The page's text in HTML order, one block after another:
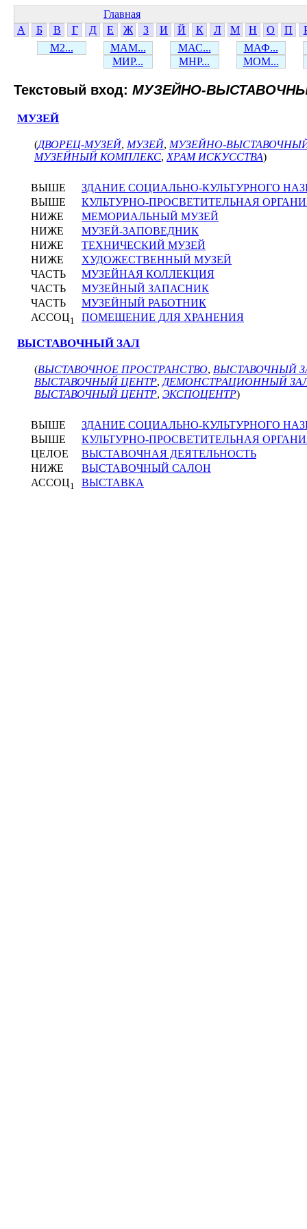
Главная
А
Б В Г Д Е Ж З И Й К Л М Н О П
М2...
МАМ... МАС...
МАФ...
МИР...
МНР... МОМ...
Текстовый вход: МУЗЕЙНО-
МУЗЕЙ
(ДВОРЕЦ-МУЗЕЙ, МУЗЕЙ, МУЗЕЙНО-
МУЗЕЙНЫЙ КОМПЛЕКС, ХРАМ ИСКУССТВА)
ВЫШЕ
ЗДАНИЕ СОЦИАЛЬНО-КУЛЬТУРНОГО
ВЫШЕ
КУЛЬТУРНО-ПРОСВЕТИТЕЛЬНАЯ
НИЖЕ
МЕМОРИАЛЬНЫЙ МУЗЕЙ
НИЖЕ
МУЗЕЙ-ЗАПОВЕДНИК
НИЖЕ
ТЕХНИЧЕСКИЙ МУЗЕЙ
НИЖЕ
ХУДОЖЕСТВЕННЫЙ МУЗЕЙ
ЧАСТЬ
МУЗЕЙНАЯ КОЛЛЕКЦИЯ
ЧАСТЬ
МУЗЕЙНЫЙ ЗАПАСНИК
ЧАСТЬ
МУЗЕЙНЫЙ РАБОТНИК
АССОЦ1 ПОМЕЩЕНИЕ ДЛЯ ХРАНЕНИЯ
ВЫСТАВОЧНЫЙ ЗАЛ
(ВЫСТАВОЧНОЕ ПРОСТРАНСТВО, ВЫСТАВОЧНЫЙ
ВЫСТАВОЧНЫЙ ЦЕНТР, ДЕМОНСТРАЦИОННЫЙ
ВЫСТАВОЧНЫЙ ЦЕНТР, ЭКСПОЦЕНТР)
ВЫШЕ
ЗДАНИЕ СОЦИАЛЬНО-КУЛЬТУРНОГО
ВЫШЕ
КУЛЬТУРНО-ПРОСВЕТИТЕЛЬНАЯ
ЦЕЛОЕ
ВЫСТАВОЧНАЯ ДЕЯТЕЛЬНОСТЬ
НИЖЕ
ВЫСТАВОЧНЫЙ САЛОН
АССОЦ1 ВЫСТАВКА